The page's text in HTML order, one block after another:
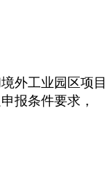
外工业园区项
报条件要求，